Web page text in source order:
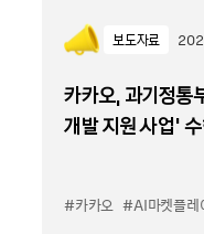
보도자료
카카오, 과기정통
개발 지원 사업’
#카카오 #AI마켓플레